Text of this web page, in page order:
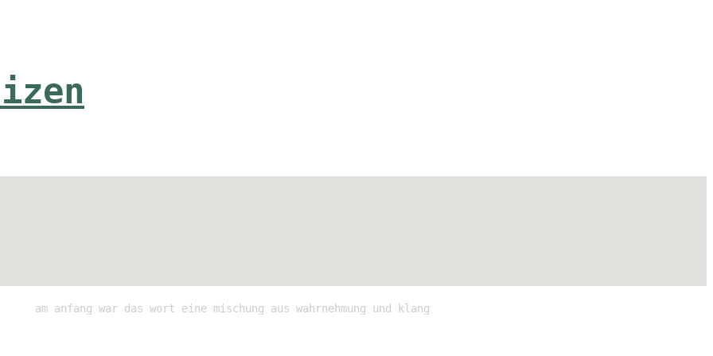
am anfang war das wort eine mischung aus wahrnehmung und klang